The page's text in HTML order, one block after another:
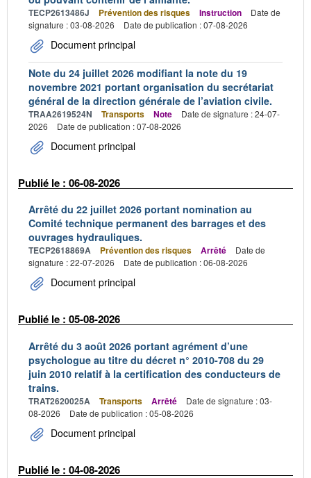
TECP2613486J Prévention des risques Instruction
Date de
signature : 03-08-2026
Date de publication : 07-08-2026
Document principal
Note du 24 juillet 2026 modifiant la note du 19
novembre 2021 portant organisation du secrétariat
général de la direction générale de l’aviation civile.
TRAA2619524N Transports Note
Date de signature : 24-07-
2026
Date de publication : 07-08-2026
Document principal
Publié le : 06-08-2026
Arrêté du 22 juillet 2026 portant nomination au
Comité technique permanent des barrages et des
ouvrages hydrauliques.
TECP2618869A Prévention des risques Arrêté
Date de
signature : 22-07-2026
Date de publication : 06-08-2026
Document principal
Publié le : 05-08-2026
Arrêté du 3 août 2026 portant agrément d’une
psychologue au titre du décret n° 2010-708 du 29
juin 2010 relatif à la certification des conducteurs de
trains.
TRAT2620025A Transports Arrêté
Date de signature : 03-
08-2026
Date de publication : 05-08-2026
Document principal
Publié le : 04-08-2026